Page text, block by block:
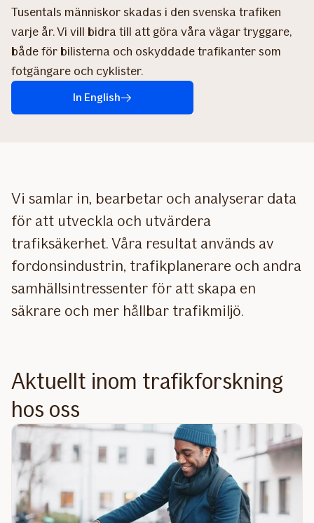
Tusentals människor skadas i den svenska trafiken
varje år. Vi vill bidra till att göra våra vägar tryggare,
både för bilisterna och oskyddade trafikanter som
fotgängare och cyklister.
In English
Vi samlar in, bearbetar och analyserar data
för att utveckla och utvärdera
trafiksäkerhet. Våra resultat används av
fordonsindustrin, trafikplanerare och andra
samhällsintressenter för att skapa en
säkrare och mer hållbar trafikmiljö.
Aktuellt inom trafikforskning
hos oss